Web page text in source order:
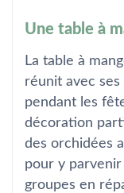
Une table à
La table à
réunit avec
pendant les
décoration
des orchidées
pour y
groupes en